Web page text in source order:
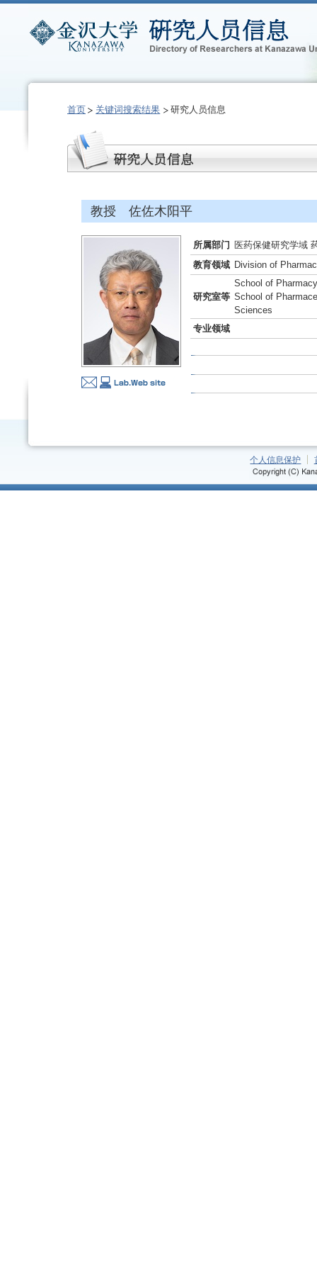
首页 关键词搜索结果 研究人员信息
教授 佐佐木阳平
所属部门 医药保健研究学域
教育领域 Division of
研究室等
School of
School of
Sciences
专业领域
个人信息保护